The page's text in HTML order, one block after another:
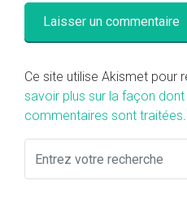
Ce site utilise Akismet pour
savoir plus sur la façon
commentaires sont traitées.